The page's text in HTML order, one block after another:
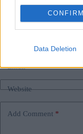
CONFIRM
Data Deletion
Leave a Reply
Email*
Website
Add Comment *